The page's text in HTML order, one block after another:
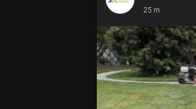
25 m